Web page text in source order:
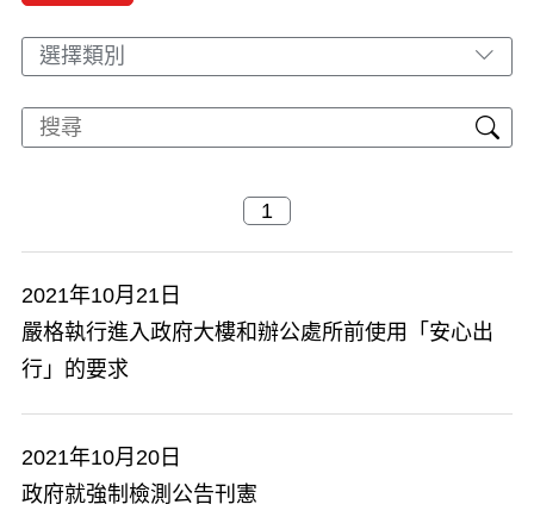
選擇類別
2021年10月21日
嚴格執行進入政府大樓和辦公處所前使用「安心出
行」的要求
2021年10月20日
政府就強制檢測公告刊憲